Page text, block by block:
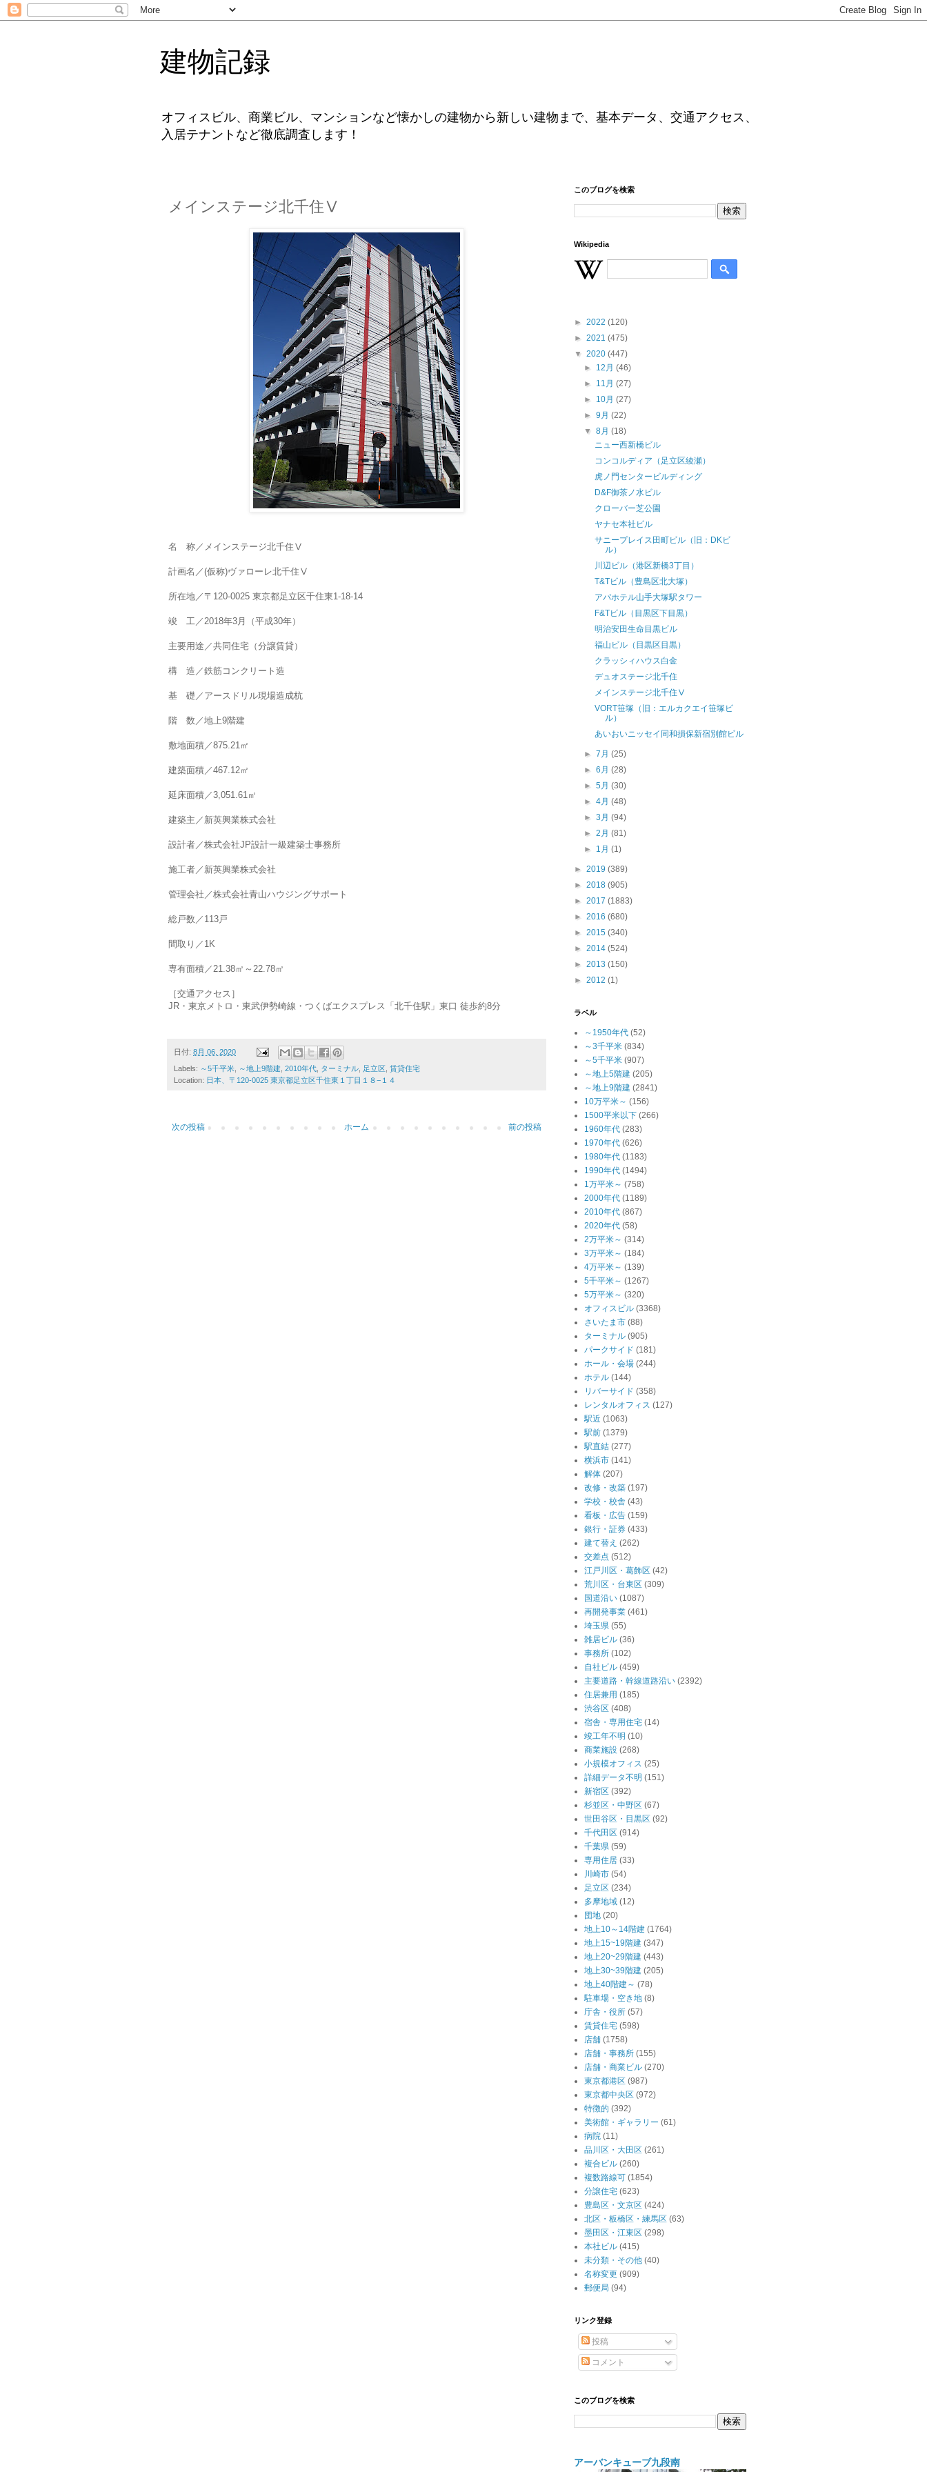
建物記録
オフィスビル、商業ビル、マンションなど懐かしの建物から新しい建物まで、基本データ、交通アクセス、
入居テナントなど徹底調査します！
メインステージ北千住Ⅴ
名 称／メインステージ北千住Ⅴ
計画名／(仮称)ヴァローレ北千住Ⅴ
所在地／〒120-0025 東京都足立区千住東1-18-14
竣 工／2018年3月（平成30年）
主要用途／共同住宅（分譲賃貸）
構 造／鉄筋コンクリート造
基 礎／アースドリル現場造成杭
階 数／地上9階建
敷地面積／875.21㎡
建築面積／467.12㎡
延床面積／3,051.61㎡
建築主／新英興業株式会社
設計者／株式会社JP設計一級建築士事務所
施工者／新英興業株式会社
管理会社／株式会社青山ハウジングサポート
総戸数／113戸
間取り／1K
専有面積／21.38㎡～22.78㎡
［交通アクセス］
JR・東京メトロ・東武伊勢崎線・つくばエクスプレス「北千住駅」東口 徒歩約8分
日付: 8月 06, 2020
Labels: ～5千平米 ～地上9階建 2010年代 ターミナル 足立区 賃貸住宅
Location: 日本、〒120-0025 東京都足立区千住東１丁目１８−１４
次の投稿 前の投稿
ホーム
このブログを検索
Wikipedia
► 2022 (120)
► 2021 (475)
▼ 2020 (447)
► 12月(46)
► 11月(27)
► 10月(27)
►9月(22)
▼8月(18)
ニュー西新橋ビル
コンコルディア（足立区綾瀬）
虎ノ門センタービルディング
D&F御茶ノ水ビル
クローバー芝公園
ヤナセ本社ビル
サニープレイス田町ビル（旧：DKビ
ル）
川辺ビル（港区新橋3丁目）
T&Tビル（豊島区北大塚）
アパホテル山手大塚駅タワー
F&Tビル（目黒区下目黒）
明治安田生命目黒ビル
福山ビル（目黒区目黒）
クラッシィハウス白金
デュオステージ北千住
メインステージ北千住Ⅴ
VORT笹塚（旧：エルカクエイ笹塚ビ
ル）
あいおいニッセイ同和損保新宿別館ビル
►7月(25)
►6月(28)
►5月(30)
►4月(48)
►3月(94)
►2月(81)
► 1月(1)
► 2019 (389)
► 2018 (905)
► 2017 (1883)
► 2016 (680)
► 2015 (340)
► 2014 (524)
► 2013 (150)
► 2012 (1)
ラベル
～1950年代 (52)
～3千平米 (834)
～5千平米 (907)
～地上5階建 (205)
～地上9階建 (2841)
10万平米～ (156)
1500平米以下 (266)
1960年代 (283)
1970年代 (626)
1980年代 (1183)
1990年代 (1494)
1万平米～ (758)
2000年代 (1189)
2010年代 (867)
2020年代 (58)
2万平米～ (314)
3万平米～ (184)
4万平米～ (139)
5千平米～ (1267)
5万平米～ (320)
オフィスビル (3368)
さいたま市 (88)
ターミナル (905)
パークサイド (181)
ホール・会場 (244)
ホテル (144)
リバーサイド (358)
レンタルオフィス (127)
駅近 (1063)
駅前 (1379)
駅直結 (277)
横浜市 (141)
解体 (207)
改修・改築 (197)
学校・校舎 (43)
看板・広告 (159)
銀行・証券 (433)
建て替え (262)
交差点 (512)
江戸川区・葛飾区 (42)
荒川区・台東区 (309)
国道沿い (1087)
再開発事業 (461)
埼玉県 (55)
雑居ビル (36)
事務所 (102)
自社ビル (459)
主要道路・幹線道路沿い (2392)
住居兼用 (185)
渋谷区 (408)
宿舎・専用住宅 (14)
竣工年不明 (10)
商業施設 (268)
小規模オフィス (25)
詳細データ不明 (151)
新宿区 (392)
杉並区・中野区 (67)
世田谷区・目黒区 (92)
千代田区 (914)
千葉県 (59)
専用住居 (33)
川崎市 (54)
足立区 (234)
多摩地域 (12)
団地 (20)
地上10～14階建 (1764)
地上15~19階建 (347)
地上20~29階建 (443)
地上30~39階建 (205)
地上40階建～ (78)
駐車場・空き地 (8)
庁舎・役所 (57)
賃貸住宅 (598)
店舗 (1758)
店舗・事務所 (155)
店舗・商業ビル (270)
東京都港区 (987)
東京都中央区 (972)
特徴的 (392)
美術館・ギャラリー (61)
病院 (11)
品川区・大田区 (261)
複合ビル (260)
複数路線可 (1854)
分譲住宅 (623)
豊島区・文京区 (424)
北区・板橋区・練馬区 (63)
墨田区・江東区 (298)
本社ビル (415)
未分類・その他 (40)
名称変更 (909)
郵便局 (94)
リンク登録
投稿
コメント
このブログを検索
アーバンキューブ九段南